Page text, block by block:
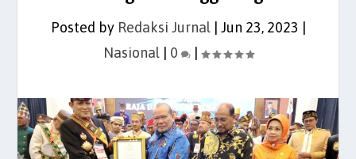
Posted by Redaksi Jurnal| Jun 23, 2023
Nasional| 0 |